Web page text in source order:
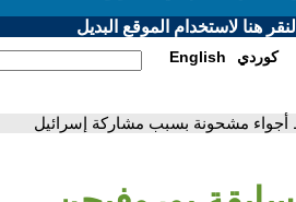
هنا لاستخدام الموقع البديل
English كوردي
أجواء مشحونة بسبب مشاركة إسرائيل